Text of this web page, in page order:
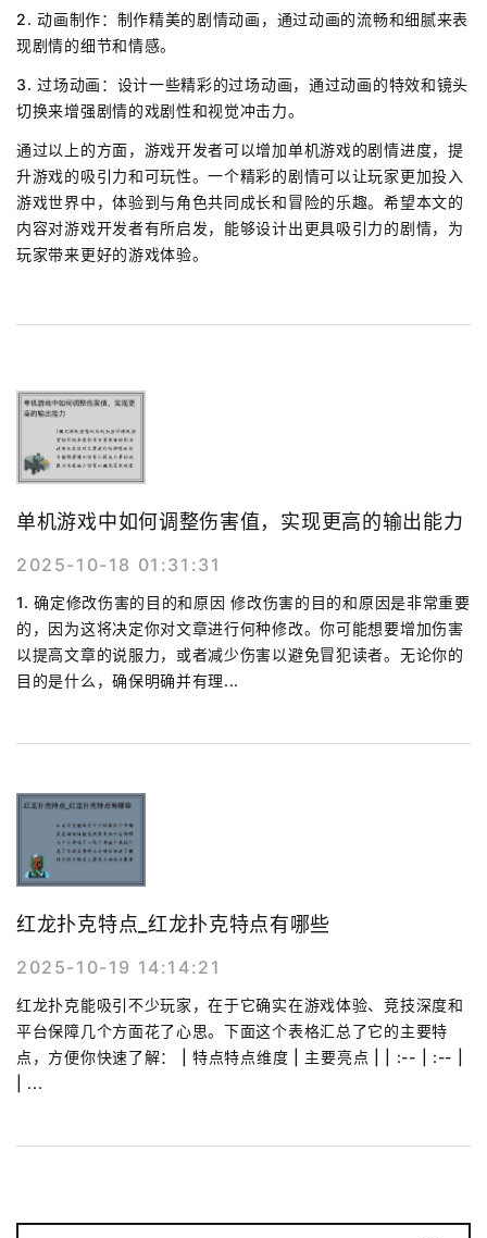
2. 动画制作：制作精美的剧情动画，通过动画的流畅和细腻来表
现剧情的细节和情感。
3. 过场动画：设计一些精彩的过场动画，通过动画的特效和镜头
切换来增强剧情的戏剧性和视觉冲击力。
通过以上的方面，游戏开发者可以增加单机游戏的剧情进度，提
升游戏的吸引力和可玩性。一个精彩的剧情可以让玩家更加投入
游戏世界中，体验到与角色共同成长和冒险的乐趣。希望本文的
内容对游戏开发者有所启发，能够设计出更具吸引力的剧情，为
玩家带来更好的游戏体验。
单机游戏中如何调整伤害值，实现更高的输出能力
2025-10-18 01:31:31
1. 确定修改伤害的目的和原因 修改伤害的目的和原因是非常重要
的，因为这将决定你对文章进行何种修改。你可能想要增加伤害
以提高文章的说服力，或者减少伤害以避免冒犯读者。无论你的
目的是什么，确保明确并有理...
红龙扑克特点_红龙扑克特点有哪些
2025-10-19 14:14:21
红龙扑克能吸引不少玩家，在于它确实在游戏体验、竞技深度和
平台保障几个方面花了心思。下面这个表格汇总了它的主要特
点，方便你快速了解： | 特点特点维度 | 主要亮点 | | :-- | :-- |
| ...